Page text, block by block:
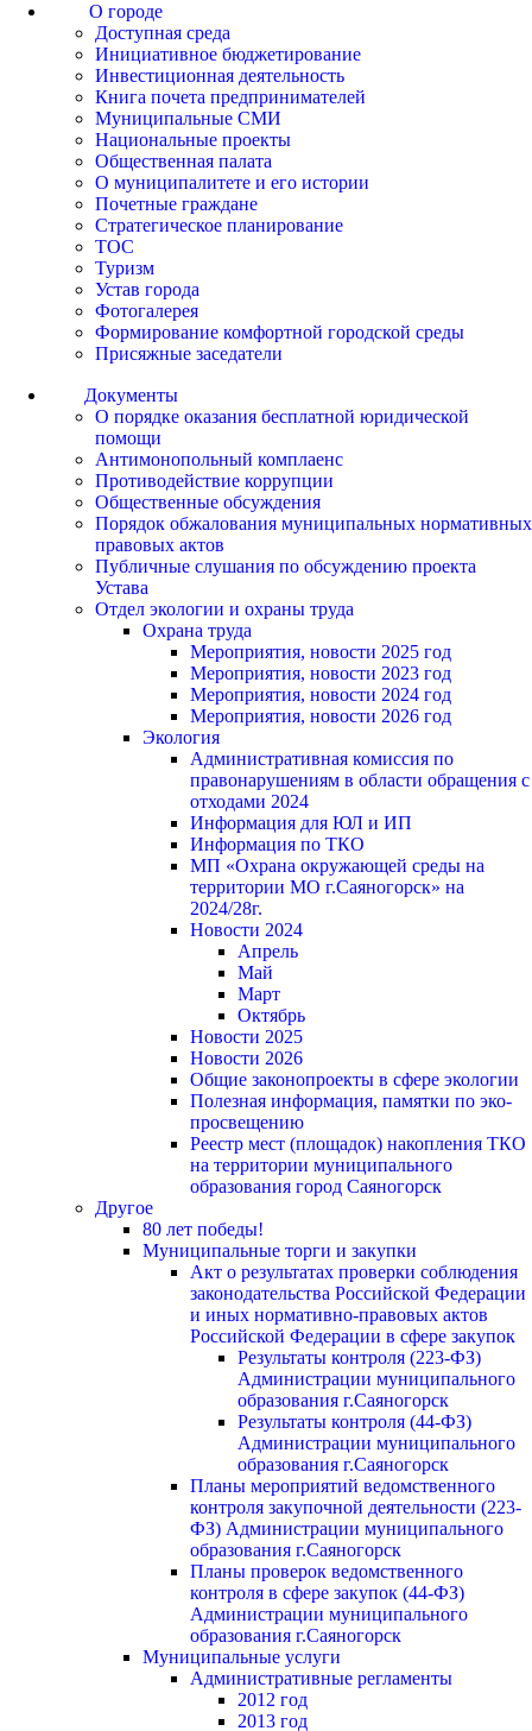
О городе
Доступная среда
Инициативное бюджетирование
Инвестиционная деятельность
Книга почета предпринимателей
Муниципальные СМИ
Национальные проекты
Общественная палата
О муниципалитете и его истории
Почетные граждане
Стратегическое планирование
ТОС
Туризм
Устав города
Фотогалерея
Формирование комфортной городской среды
Присяжные заседатели
Документы
О порядке оказания бесплатной юридической
помощи
Антимонопольный комплаенс
Противодействие коррупции
Общественные обсуждения
Порядок обжалования муниципальных нормативных
правовых актов
Публичные слушания по обсуждению проекта
Устава
Отдел экологии и охраны труда
Охрана труда
Мероприятия, новости 2025 год
Мероприятия, новости 2023 год
Мероприятия, новости 2024 год
Мероприятия, новости 2026 год
Экология
Административная комиссия по
правонарушениям в области обращения с
отходами 2024
Информация для ЮЛ и ИП
Информация по ТКО
МП «Охрана окружающей среды на
территории МО г.Саяногорск» на
2024/28г.
Новости 2024
Апрель
Май
Март
Октябрь
Новости 2025
Новости 2026
Общие законопроекты в сфере экологии
Полезная информация, памятки по эко-
просвещению
Реестр мест (площадок) накопления ТКО
на территории муниципального
образования город Саяногорск
Другое
80 лет победы!
Муниципальные торги и закупки
Акт о результатах проверки соблюдения
законодательства Российской Федерации
и иных нормативно-правовых актов
Российской Федерации в сфере закупок
Результаты контроля (223-ФЗ)
Администрации муниципального
образования г.Саяногорск
Результаты контроля (44-ФЗ)
Администрации муниципального
образования г.Саяногорск
Планы мероприятий ведомственного
контроля закупочной деятельности (223-
ФЗ) Администрации муниципального
образования г.Саяногорск
Планы проверок ведомственного
контроля в сфере закупок (44-ФЗ)
Администрации муниципального
образования г.Саяногорск
Муниципальные услуги
Административные регламенты
2012 год
2013 год